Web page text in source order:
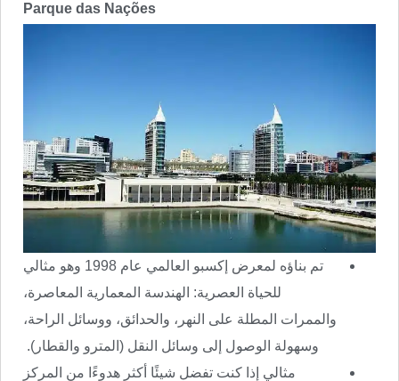
Parque das Nações
تم بناؤه لمعرض إكسبو العالمي عام 1998 وهو مثالي
للحياة العصرية: الهندسة المعمارية المعاصرة،
والممرات المطلة على النهر، والحدائق، ووسائل الراحة،
وسهولة الوصول إلى وسائل النقل (المترو والقطار).
مثالي إذا كنت تفضل شيئًا أكثر هدوءًا من المركز